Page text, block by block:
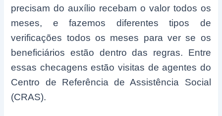
precisam do auxílio recebam o valor todos os
meses, e fazemos diferentes tipos de
verificações todos os meses para ver se os
beneficiários estão dentro das regras. Entre
essas checagens estão visitas de agentes do
Centro de Referência de Assistência Social
(CRAS).